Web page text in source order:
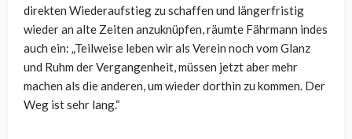
direkten Wiederaufstieg zu schaffen und längerfristig
wieder an alte Zeiten anzuknüpfen, räumte Fährmann indes
auch ein: „Teilweise leben wir als Verein noch vom Glanz
und Ruhm der Vergangenheit, müssen jetzt aber mehr
machen als die anderen, um wieder dorthin zu kommen. Der
Weg ist sehr lang.“